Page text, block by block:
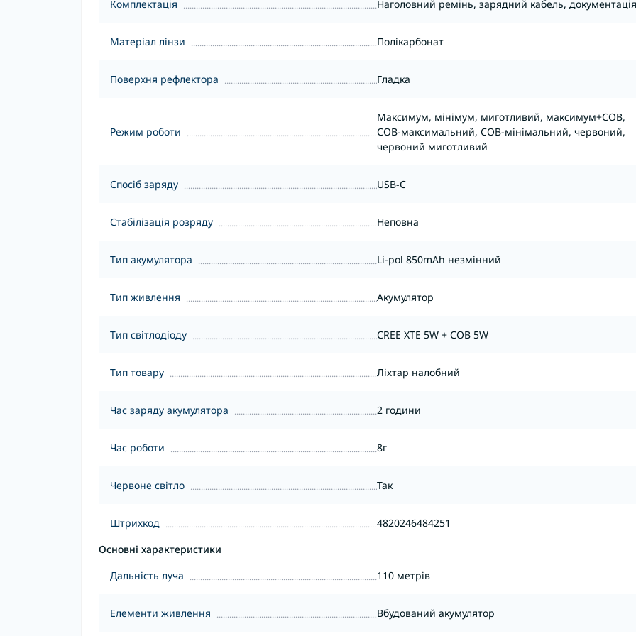
Комплектація Наголовний ремінь, зарядний кабель, документація
Матеріал лінзи Полікарбонат
Поверхня рефлектора Гладка
Режим роботи
Максимум, мінімум, миготливий, максимум+COB,
COB-максимальний, COB-мінімальний, червоний,
червоний миготливий
Спосіб заряду USB-C
Стабілізація розряду Неповна
Тип акумулятора Li-pol 850mAh незмінний
Тип живлення Акумулятор
Тип світлодіоду CREE XTE 5W + COB 5W
Тип товару Ліхтар налобний
Час заряду акумулятора 2 години
Час роботи 8г
Червоне світло Так
Штрихкод
4820246484251
Основні характеристики
Дальність луча
110 метрів
Елементи живлення Вбудований акумулятор